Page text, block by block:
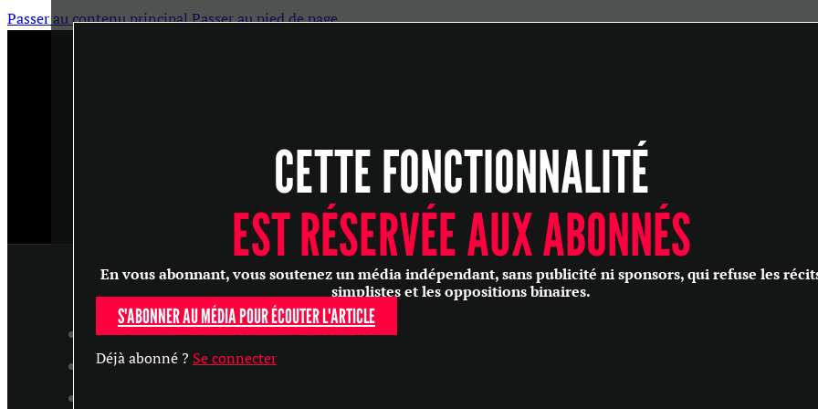
Passer au contenu principalPasser au pied de page
SANTÉ
PHILOSOPHIE
CULTURE
SOCIÉTÉ
ARTICLES
MASTERCLASS
CETTE FONCTIONNALITÉ
EST RÉSERVÉE AUX ABONNÉS
En vous abonnant, vous soutenez un média indépendant, sans publicité ni sponsors, qui refuse les
simplistes et les oppositions binaires.
S'ABONNER AU MÉDIA POUR ÉCOUTER L'ARTICLE
Déjà abonné ? Se connecter